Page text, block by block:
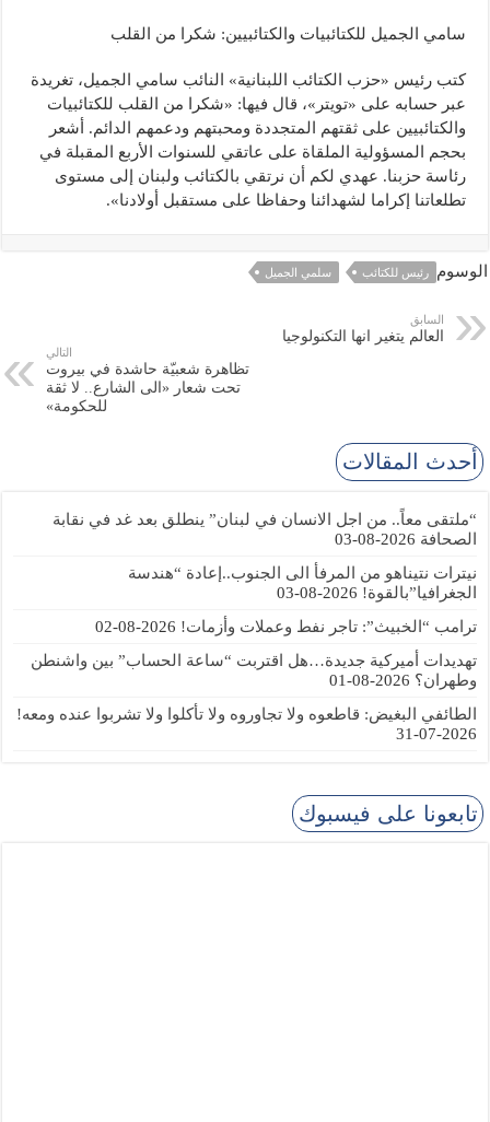
سامي الجميل للكتائبيات والكتائبيين: شكرا من القلب
كتب رئيس «حزب الكتائب اللبنانية» النائب سامي الجميل، تغريدة
عبر حسابه على «تويتر»، قال فيها: «شكرا من القلب للكتائبيات
والكتائبيين على ثقتهم المتجددة ومحبتهم ودعمهم الدائم. أشعر
بحجم المسؤولية الملقاة على عاتقي للسنوات الأربع المقبلة في
رئاسة حزبنا. عهدي لكم أن نرتقي بالكتائب ولبنان إلى مستوى
تطلعاتنا إكراما لشهدائنا وحفاظا على مستقبل أولادنا».
الوسوم رئيس للكتائب سلمي الجميل
السابق
العالم يتغير انها التكنولوجيا
التالي
تظاهرة شعبيّة حاشدة في بيروت
تحت شعار «الى الشارع.. لا ثقة
للحكومة»
أحدث المقالات
“ملتقى معاً.. من اجل الانسان في لبنان” ينطلق بعد غد في نقابة
الصحافة 2026-08-03
نيترات نتيناهو من المرفأ الى الجنوب..إعادة “هندسة
الجغرافيا”بالقوة! 2026-08-03
ترامب “الخبيث”: تاجر نفط وعملات وأزمات! 2026-08-02
تهديدات أميركية جديدة…هل اقتربت “ساعة الحساب” بين واشنطن
وطهران؟ 2026-08-01
الطائفي البغيض: قاطعوه ولا تجاوروه ولا تأكلوا ولا تشربوا عنده ومعه!
2026-07-31
تابعونا على فيسبوك